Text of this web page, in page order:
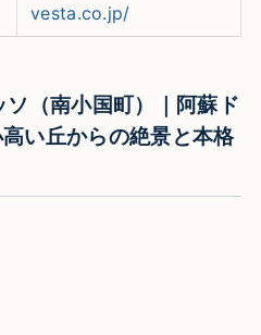
vesta.co.jp/
ソ（南小国町）｜阿蘇ド
い丘からの絶景と本格